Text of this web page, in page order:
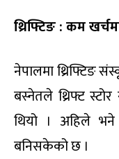
थ्रिफ्टिङ : कम
नेपालमा थ्रिफ्टिङ
बस्नेतले थ्रिफ्ट
थियो । अहिले भने
बनिसकेको छ ।